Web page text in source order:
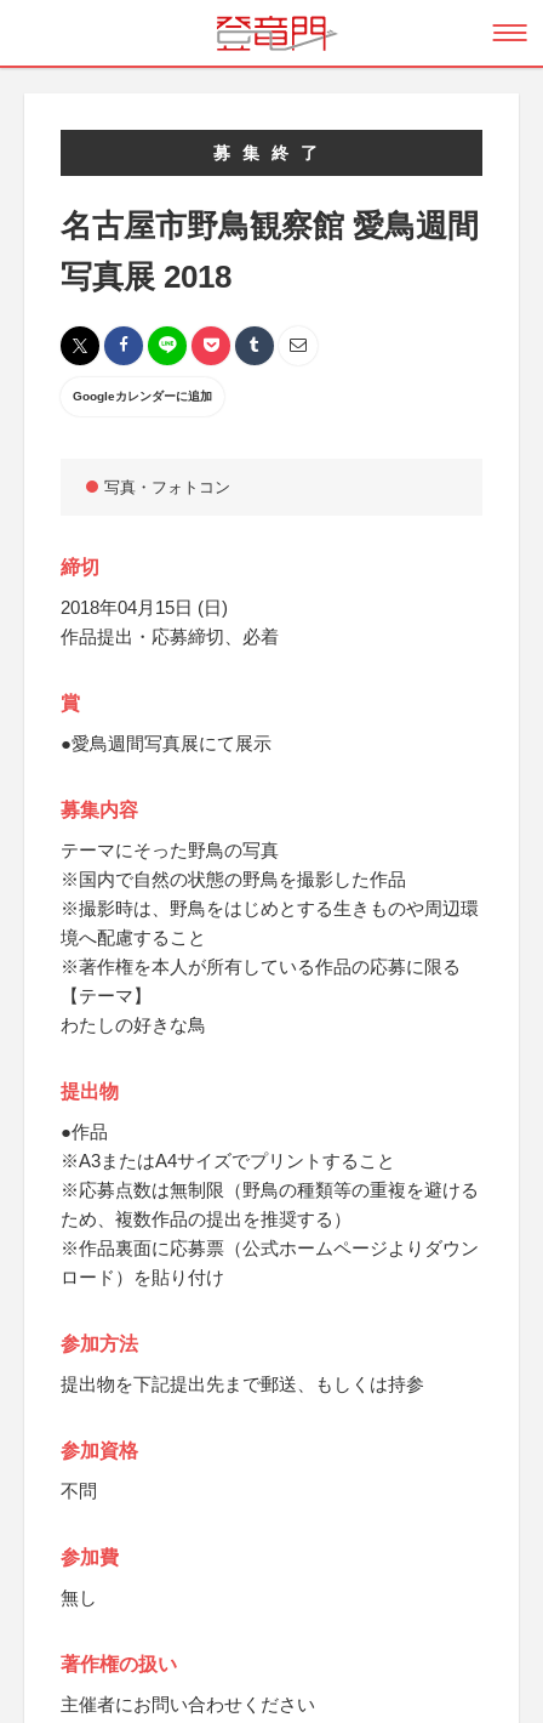
募集終了
名古屋市野鳥観察館 愛鳥週間
写真展 2018
Googleカレンダーに追加
写真・フォトコン
締切
2018年04月15日 (日)
作品提出・応募締切、必着
賞
●愛鳥週間写真展にて展示
募集内容
テーマにそった野鳥の写真
※国内で自然の状態の野鳥を撮影した作品
※撮影時は、野鳥をはじめとする生きものや周辺環
境へ配慮すること
※著作権を本人が所有している作品の応募に限る
【テーマ】
わたしの好きな鳥
提出物
●作品
※A3またはA4サイズでプリントすること
※応募点数は無制限（野鳥の種類等の重複を避ける
ため、複数作品の提出を推奨する）
※作品裏面に応募票（公式ホームページよりダウン
ロード）を貼り付け
参加方法
提出物を下記提出先まで郵送、もしくは持参
参加資格
不問
参加費
無し
著作権の扱い
主催者にお問い合わせください